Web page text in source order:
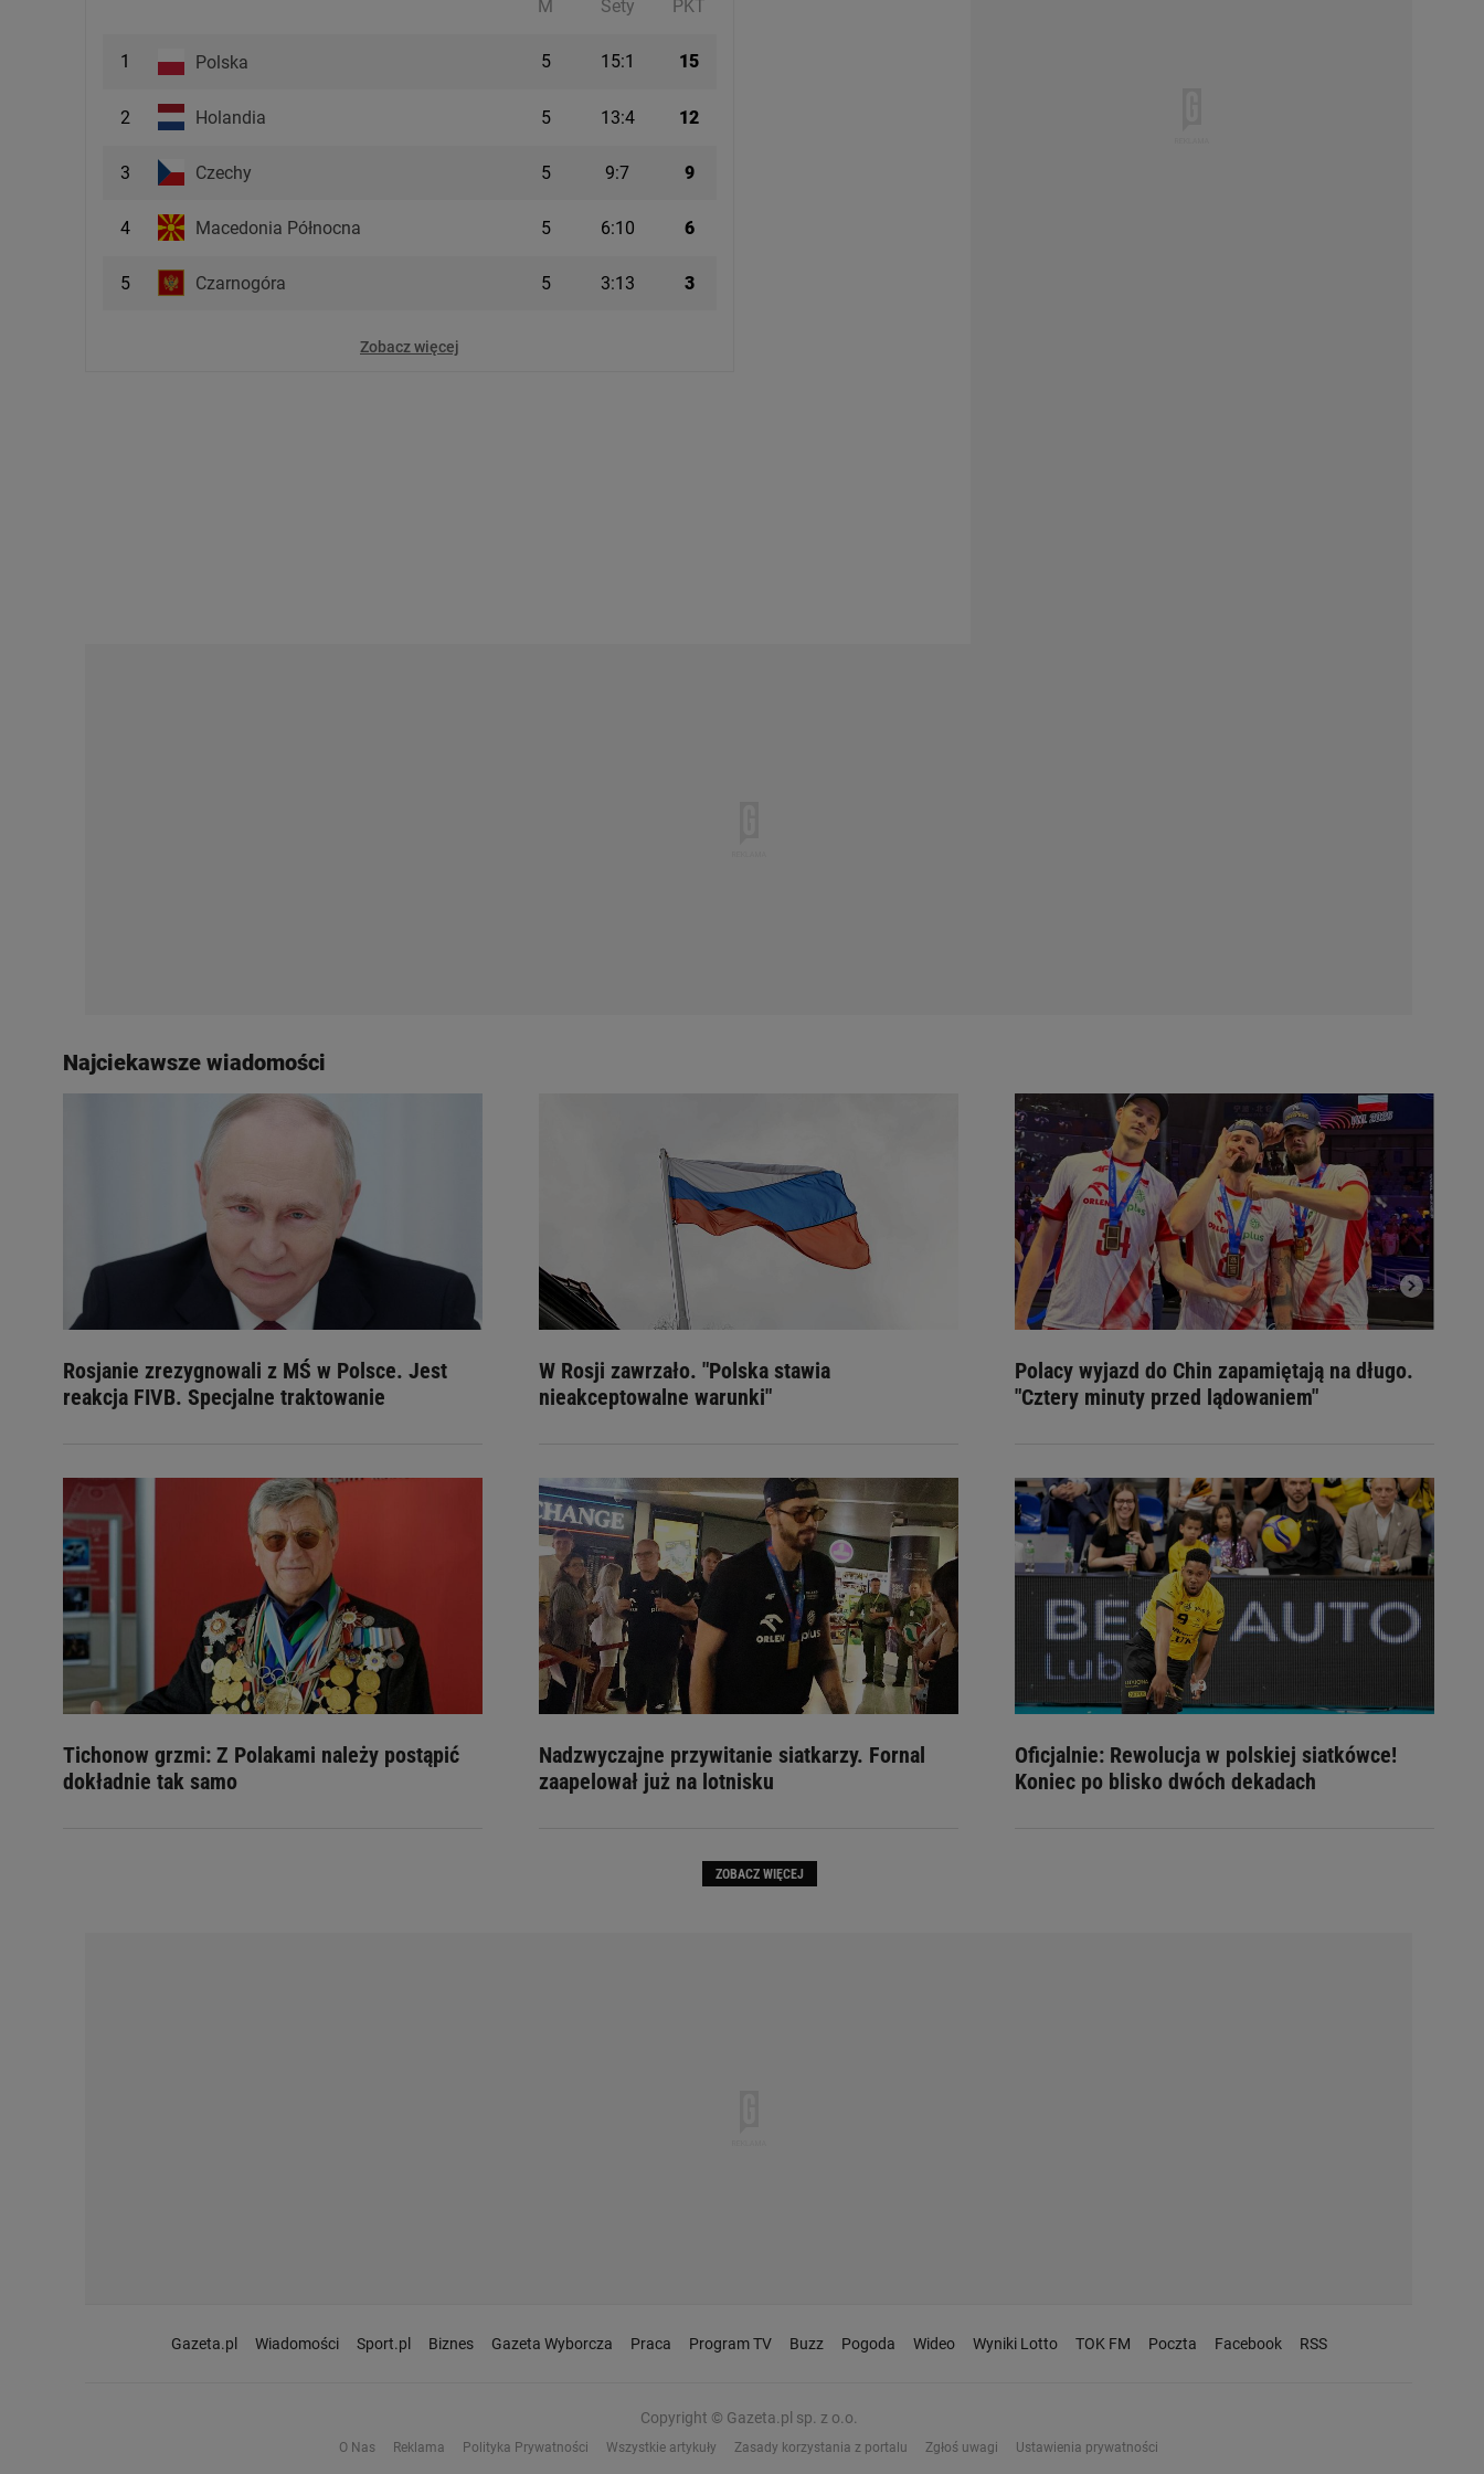
M Sety PKT
1 Polska 5 15:1 15
2 Holandia 5 13:4 12
3 Czechy 5 9:7 9
4 Macedonia Północna 5 6:10 6
5 Czarnogóra 5 3:13 3
Zobacz więcej
Najciekawsze wiadomości
Rosjanie zrezygnowali z MŚ w Polsce. Jest
reakcja FIVB. Specjalne traktowanie
W Rosji zawrzało. "Polska stawia
nieakceptowalne warunki"
Polacy wyjazd do Chin zapamiętają na długo.
"Cztery minuty przed lądowaniem"
Tichonow grzmi: Z Polakami należy postąpić
dokładnie tak samo
Nadzwyczajne przywitanie siatkarzy. Fornal
zaapelował już na lotnisku
Oficjalnie: Rewolucja w polskiej siatkówce!
Koniec po blisko dwóch dekadach
ZOBACZ WIĘCEJ
Gazeta.pl Wiadomości Sport.pl Biznes Gazeta Wyborcza Praca Program TV Buzz Pogoda Wideo Wyniki Lotto TOK FM Poczta Facebook RSS
Copyright © Gazeta.pl sp. z o.o.
O Nas Reklama Polityka Prywatności Wszystkie artykuły Zasady korzystania z portalu Zgłoś uwagi Ustawienia prywatności